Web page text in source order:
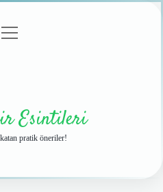
menüyü
Esintileri
pratik öneriler!